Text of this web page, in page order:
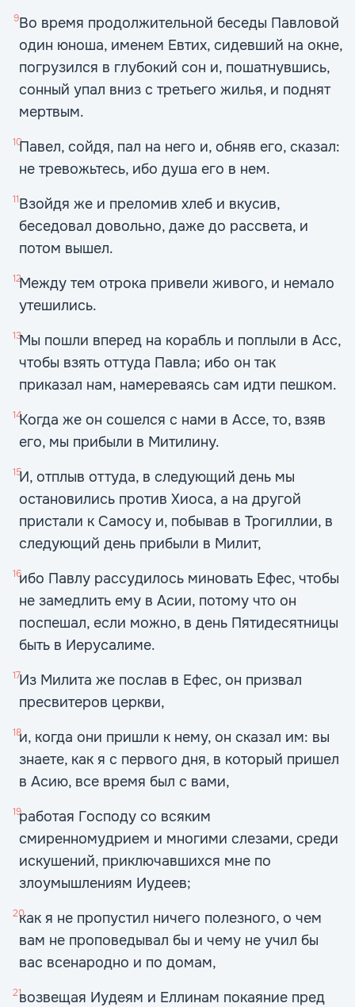
9Во время продолжительной беседы Павловой
один юноша, именем Евтих, сидевший на окне,
погрузился в глубокий сон и, пошатнувшись,
сонный упал вниз с третьего жилья, и поднят
мертвым.
10Павел, сойдя, пал на него и, обняв его, сказал:
не тревожьтесь, ибо душа его в нем.
11Взойдя же и преломив хлеб и вкусив,
беседовал довольно, даже до рассвета, и
потом вышел.
12Между тем отрока привели живого, и немало
утешились.
13Мы пошли вперед на корабль и поплыли в Асс,
чтобы взять оттуда Павла; ибо он так
приказал нам, намереваясь сам идти пешком.
14Когда же он сошелся с нами в Ассе, то, взяв
его, мы прибыли в Митилину.
15И, отплыв оттуда, в следующий день мы
остановились против Хиоса, а на другой
пристали к Самосу и, побывав в Трогиллии, в
следующий день прибыли в Милит,
16ибо Павлу рассудилось миновать Ефес, чтобы
не замедлить ему в Асии, потому что он
поспешал, если можно, в день Пятидесятницы
быть в Иерусалиме.
17Из Милита же послав в Ефес, он призвал
пресвитеров церкви,
18и, когда они пришли к нему, он сказал им: вы
знаете, как я с первого дня, в который пришел
в Асию, все время был с вами,
19работая Господу со всяким
смиренномудрием и многими слезами, среди
искушений, приключавшихся мне по
злоумышлениям Иудеев;
20как я не пропустил ничего полезного, о чем
вам не проповедывал бы и чему не учил бы
вас всенародно и по домам,
21возвещая Иудеям и Еллинам покаяние пред